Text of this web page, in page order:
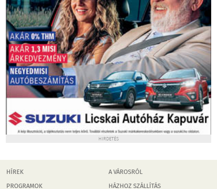
HIRDETÉS
HÍREK
PROGRAMOK
A VÁROSRÓL
HÁZHOZ SZÁLLÍTÁS